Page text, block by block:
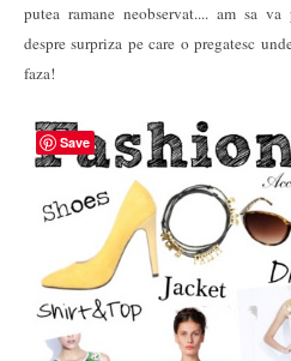
putea ramane neobservat.... am sa
despre surpriza pe care o pregatesc
faza!
Save